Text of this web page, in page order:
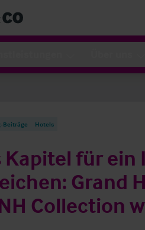
Beiträge Hotels
Kapitel für
Grand
Collection